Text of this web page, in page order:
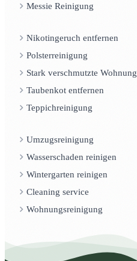
Messie Reinigung
Nikotingeruch entfernen
Polsterreinigung
Stark verschmutzte Wohnung
Taubenkot entfernen
Teppichreinigung
Umzugsreinigung
Wasserschaden reinigen
Wintergarten reinigen
Cleaning service
Wohnungsreinigung